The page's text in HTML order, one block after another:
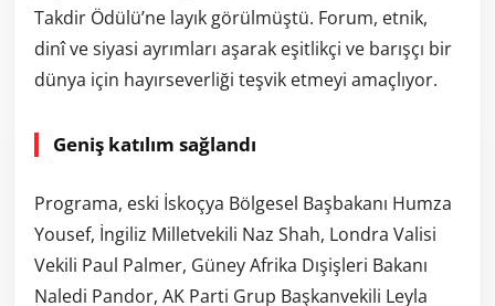
Takdir Ödülü’ne layık görülmüştü. Forum, etnik,
dinî ve siyasi ayrımları aşarak eşitlikçi ve barışçı bir
dünya için hayırseverliği teşvik etmeyi amaçlıyor.
Geniş katılım sağlandı
Programa, eski İskoçya Bölgesel Başbakanı Humza
Yousef, İngiliz Milletvekili Naz Shah, Londra Valisi
Vekili Paul Palmer, Güney Afrika Dışişleri Bakanı
Naledi Pandor, AK Parti Grup Başkanvekili Leyla